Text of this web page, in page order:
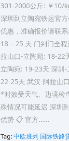
301-2000公斤: ￥10/
深圳到立陶宛铁运官
优惠，准确报价请联
18 – 25 天 门到门全
拉山口-立陶宛: 18-22
立陶宛: 19-23天 深圳
22-25天 武汉-阿拉山
*时效受天气、边境检
殊情况可能延迟 深圳
优势 📋 官方……
Tag:中欧班列 国际铁路